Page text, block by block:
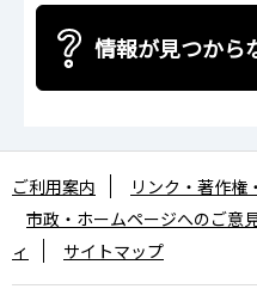
情報が見つから
ご利用案内 リンク・著作権
市政・ホームページへのご意
ィ
サイトマップ